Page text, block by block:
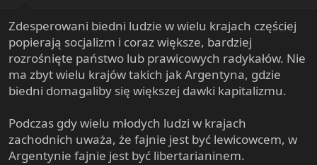
Zdesperowani biedni ludzie w wielu krajach częściej
popierają socjalizm i coraz większe, bardziej
rozrośnięte państwo lub prawicowych radykałów. Nie
ma zbyt wielu krajów takich jak Argentyna, gdzie
biedni domagaliby się większej dawki kapitalizmu.
Podczas gdy wielu młodych ludzi w krajach
zachodnich uważa, że fajnie jest być lewicowcem, w
Argentynie fajnie jest być libertarianinem.